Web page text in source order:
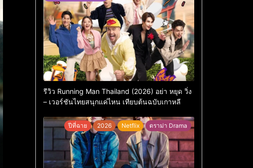
รีวิว Running Man Thailand (2026) อย่า หยุด วิ่ง
– เวอร์ชันไทยสนุกแค่ไหน เทียบต้นฉบับเกาหลี
ปีที่ฉาย 2026 Netflix ดราม่า Drama